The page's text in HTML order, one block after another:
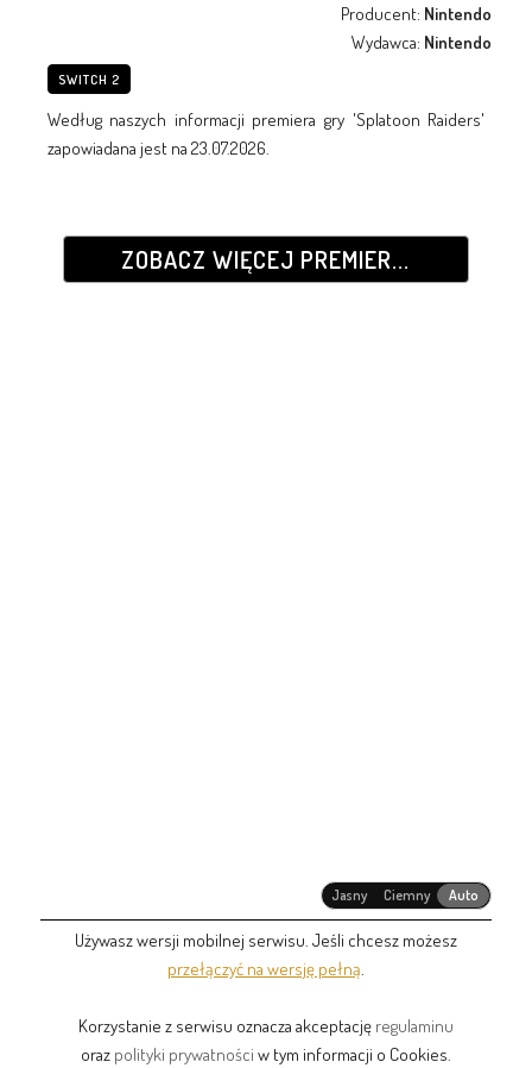
Producent: Nintendo
Wydawca: Nintendo
SWITCH 2
Według naszych informacji premiera gry 'Splatoon Raiders'
zapowiadana jest na 23.07.2026.
ZOBACZ WIĘCEJ PREMIER...
Jasny Ciemny Auto
Używasz wersji mobilnej serwisu. Jeśli chcesz możesz
przełączyć na wersję pełną
Korzystanie z serwisu oznacza akceptację regulaminu
oraz polityki prywatności w tym informacji o Cookies.